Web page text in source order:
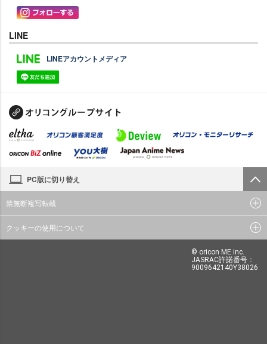
LINE
LINEアカウントメディア
PC版に切り替え
禁無断複写転載
クッキーの使用について
© oricon ME inc.
JASRAC許諾番号：
9009642140Y38026